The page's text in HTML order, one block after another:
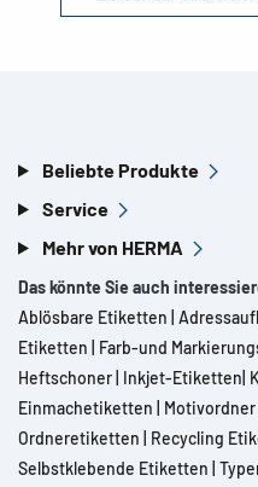
Beliebte Produkte
Service
Mehr von HERMA
Das könnte Sie auch
Ablösbare Etiketten
Etiketten
Farb-und
Heftschoner Inkjet-Etiketten
Einmachetiketten
Motivordner
Ordneretiketten
Recycling
Selbstklebende Etiketten